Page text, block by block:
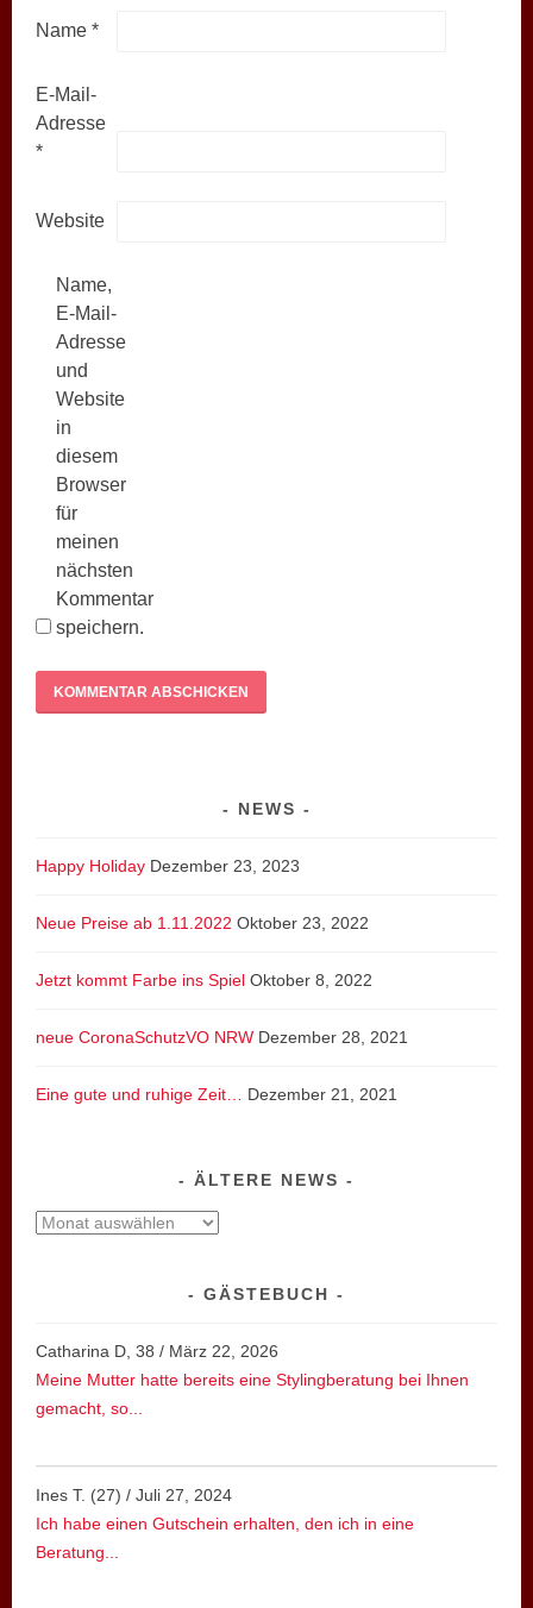
Name*
E-Mail-
Adresse
*
Website
Name,
E-Mail-
Adresse
und
Website
in
diesem
Browser
für
meinen
nächsten
Kommentar
speichern.
NEWS
Happy Holiday Dezember 23, 2023
Neue Preise ab 1.11.2022 Oktober 23, 2022
Jetzt kommt Farbe ins Spiel Oktober 8, 2022
neue CoronaSchutzVO NRW Dezember 28, 2021
Eine gute und ruhige Zeit… Dezember 21, 2021
ÄLTERE NEWS
ältere
GÄSTEBUCH
Catharina D, 38 / März 22, 2026
Meine Mutter hatte bereits eine Stylingberatung bei Ihnen
gemacht, so...
Ines T. (27) /Juli 27, 2024
Ich habe einen Gutschein erhalten, den ich in eine
Beratung...